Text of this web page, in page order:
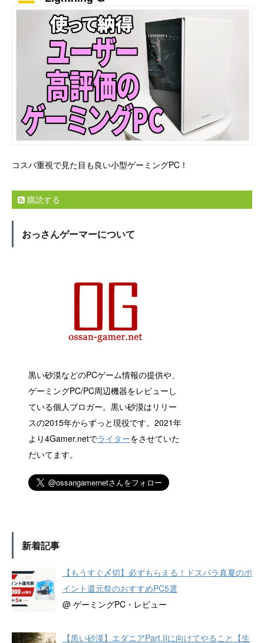
コスパ重視で見た目も良い小型ゲーミングPC！
購読する
おっさんゲーマーについて
黒い砂漠などのPCゲーム情報の提供や、
ゲーミングPC/PC周辺機器をレビューし
ている個人ブロガー。黒い砂漠はリリー
スの2015年からずっと現役です。2021年
より4Gamer.netでライターをさせていた
だいてます。
新着記事
【もうすぐ〆切】必ずもらえる！ドスパラ真夏のポ
イント還元祭のおすすめPC5選
@ ゲーミングPC・レビュー
【黒い砂漠】エダニアPart.IIに向けてやること【生